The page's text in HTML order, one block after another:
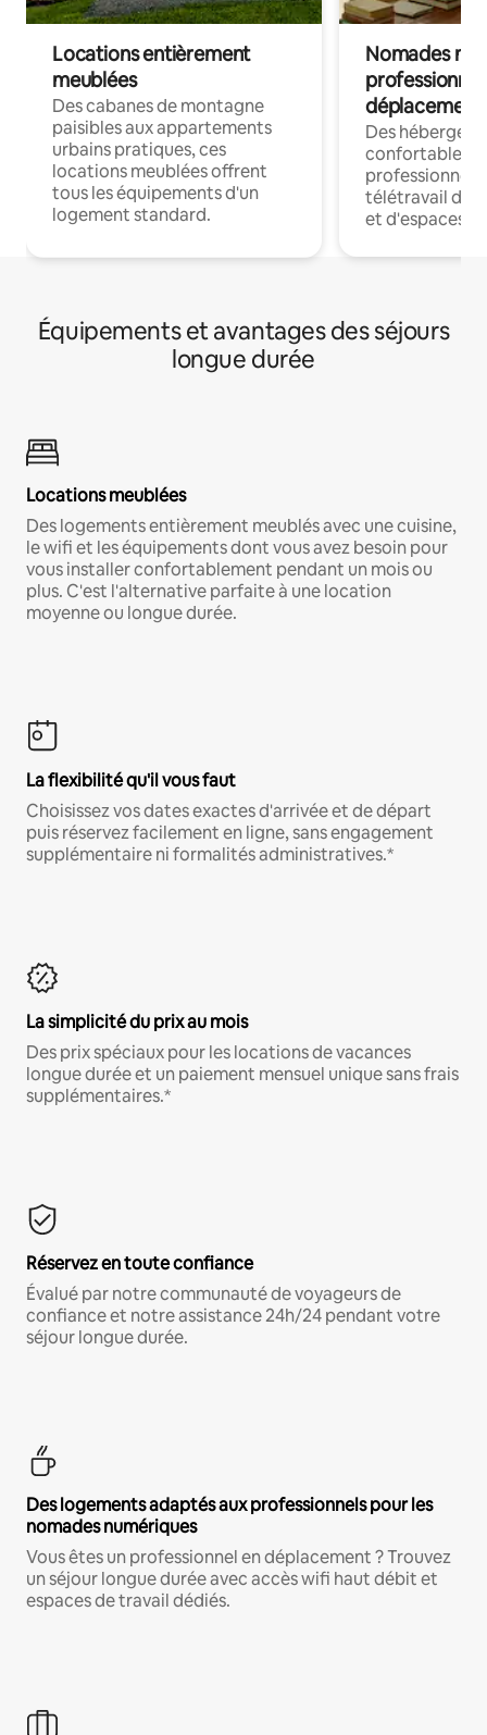
Locations entièrement
meublées
Des cabanes de montagne
paisibles aux appartements
urbains pratiques, ces
locations meublées offrent
tous les équipements d'un
logement standard.
Nomades
déplacement
Des
confortables
professionnels
télétravail
et d'espaces
Équipements et avantages des séjours
longue durée
Locations meublées
Des logements entièrement meublés avec une cuisine,
le wifi et les équipements dont vous avez besoin pour
vous installer confortablement pendant un mois ou
plus. C'est l'alternative parfaite à une location
moyenne ou longue durée.
La flexibilité qu'il vous faut
Choisissez vos dates exactes d'arrivée et de départ
puis réservez facilement en ligne, sans engagement
supplémentaire ni formalités administratives.*
La simplicité du prix au mois
Des prix spéciaux pour les locations de vacances
longue durée et un paiement mensuel unique sans frais
supplémentaires.*
Réservez en toute confiance
Évalué par notre communauté de voyageurs de
confiance et notre assistance 24h/24 pendant votre
séjour longue durée.
Des logements adaptés aux professionnels pour les
nomades numériques
Vous êtes un professionnel en déplacement ? Trouvez
un séjour longue durée avec accès wifi haut débit et
espaces de travail dédiés.